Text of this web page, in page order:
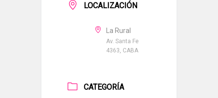
LOCALIZACIÓN
La Rural
Av. Santa Fe
4363, CABA
CATEGORÍA